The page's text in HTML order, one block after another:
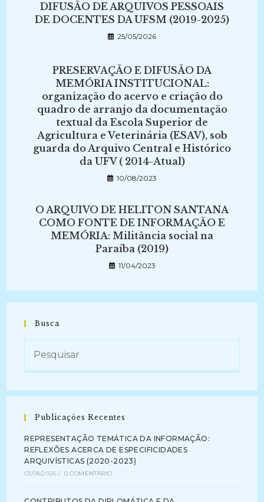
DIFUSÃO DE ARQUIVOS PESSOAIS
DE DOCENTES DA UFSM (2019-2025)
25/05/2026
PRESERVAÇÃO E DIFUSÃO DA
MEMÓRIA INSTITUCIONAL:
organização do acervo e criação do
quadro de arranjo da documentação
textual da Escola Superior de
Agricultura e Veterinária (ESAV), sob
guarda do Arquivo Central e Histórico
da UFV ( 2014-Atual)
10/08/2023
O ARQUIVO DE HELITON SANTANA
COMO FONTE DE INFORMAÇÃO E
MEMÓRIA: Militância social na
Paraíba (2019)
11/04/2023
Busca
Publicações Recentes
REPRESENTAÇÃO TEMÁTICA DA INFORMAÇÃO:
REFLEXÕES ACERCA DE ESPECIFICIDADES
ARQUIVÍSTICAS (2020-2023)
03/08/2026 / 0 COMENTÁRIO